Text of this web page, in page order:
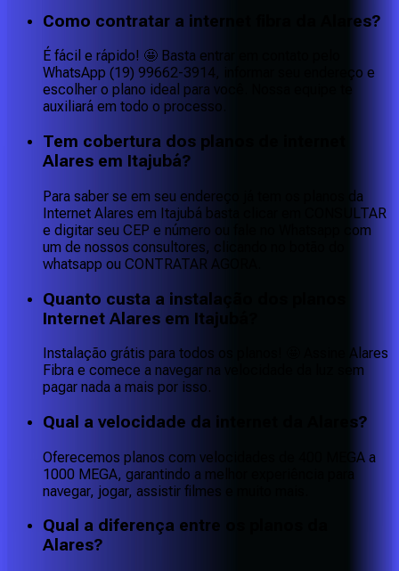
Como contratar a internet fibra da Alares?
É fácil e rápido! 🤩 Basta entrar em contato pelo
WhatsApp (19) 99662-3914, informar seu endereço e
escolher o plano ideal para você. Nossa equipe te
auxiliará em todo o processo.
Tem cobertura dos planos de internet
Alares em Itajubá?
Para saber se em seu endereço já tem os planos da
Internet Alares em Itajubá basta clicar em CONSULTAR
e digitar seu CEP e número ou fale no Whatsapp com
um de nossos consultores, clicando no botão do
whatsapp ou CONTRATAR AGORA.
Quanto custa a instalação dos planos
Internet Alares em Itajubá?
Instalação grátis para todos os planos! 🤩 Assine Alares
Fibra e comece a navegar na velocidade da luz sem
pagar nada a mais por isso.
Qual a velocidade da internet da Alares?
Oferecemos planos com velocidades de 400 MEGA a
1000 MEGA, garantindo a melhor experiência para
navegar, jogar, assistir filmes e muito mais.
Qual a diferença entre os planos da
Alares?